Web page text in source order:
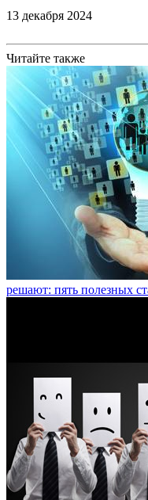
13 декабря 2024
Читайте также
решают: пять полезных